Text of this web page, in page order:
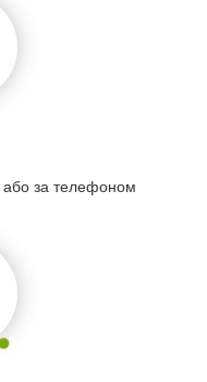
за телефоном